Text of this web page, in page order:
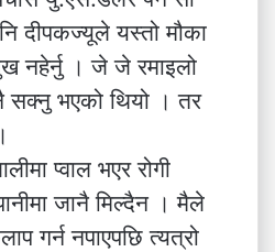
दीपकज्यूले यस्तो मौका
नहेर्नु । जे जे रमाइलो
नै सक्नु भएको थियो । तर
प्वाल भएर रोगी
जानै मिल्दैन । मैले
गर्न नपाएपछि त्यत्रो